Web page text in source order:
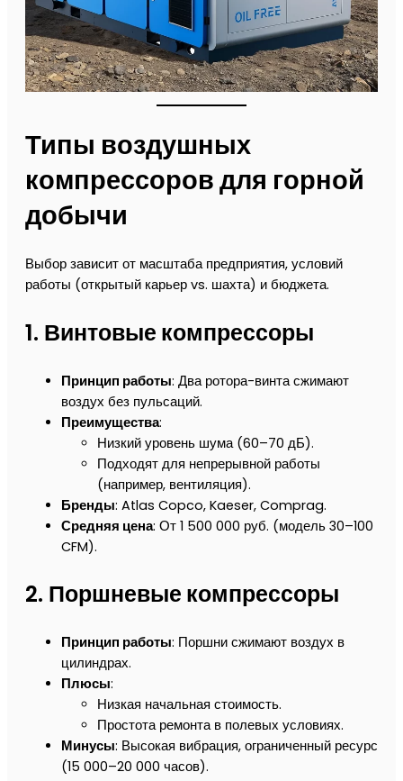
Типы воздушных
компрессоров для горной
добычи
Выбор зависит от масштаба предприятия, условий
работы (открытый карьер vs. шахта) и бюджета.
1. Винтовые компрессоры
Принцип работы: Два ротора-винта сжимают
воздух без пульсаций.
Преимущества:
Низкий уровень шума (60–70 дБ).
Подходят для непрерывной работы
(например, вентиляция).
Бренды: Atlas Copco, Kaeser, Comprag.
Средняя цена: От 1 500 000 руб. (модель 30–100
CFM).
2. Поршневые компрессоры
Принцип работы: Поршни сжимают воздух в
цилиндрах.
Плюсы:
Низкая начальная стоимость.
Простота ремонта в полевых условиях.
Минусы: Высокая вибрация, ограниченный ресурс
(15 000–20 000 часов).